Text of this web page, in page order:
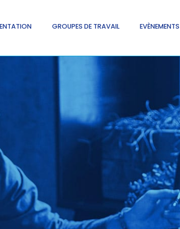
GROUPES DE TRAVAIL EVÈNEMENTS